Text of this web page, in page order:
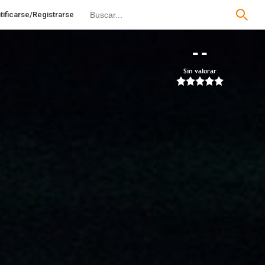
Registrarse
--
Sin valorar